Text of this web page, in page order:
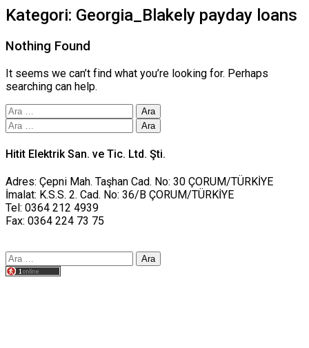
Kategori: Georgia_Blakely payday loans
Nothing Found
It seems we can’t find what you’re looking for. Perhaps
searching can help.
Arama:
Arama:
Hitit Elektrik San. ve Tic. Ltd. Şti.
Adres: Çepni Mah. Taşhan Cad. No: 30 ÇORUM/TÜRKİYE
İmalat: K.S.S. 2. Cad. No: 36/B ÇORUM/TÜRKİYE
Tel: 0364 212 4939
Fax: 0364 224 73 75
Arama: